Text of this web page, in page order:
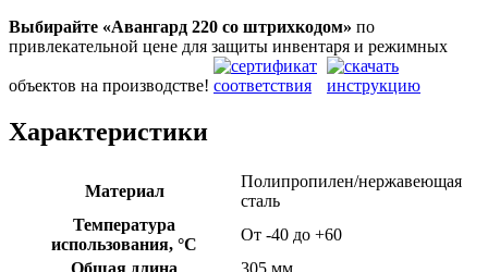
Выбирайте «Авангард 220 со штрихкодом» по
привлекательной цене для защиты инвентаря и режимных
объектов на производстве!
Характеристики
Материал
Полипропилен/нержавеющая
сталь
Температура
использования, °C
От -40 до +60
Общая длина
305 мм